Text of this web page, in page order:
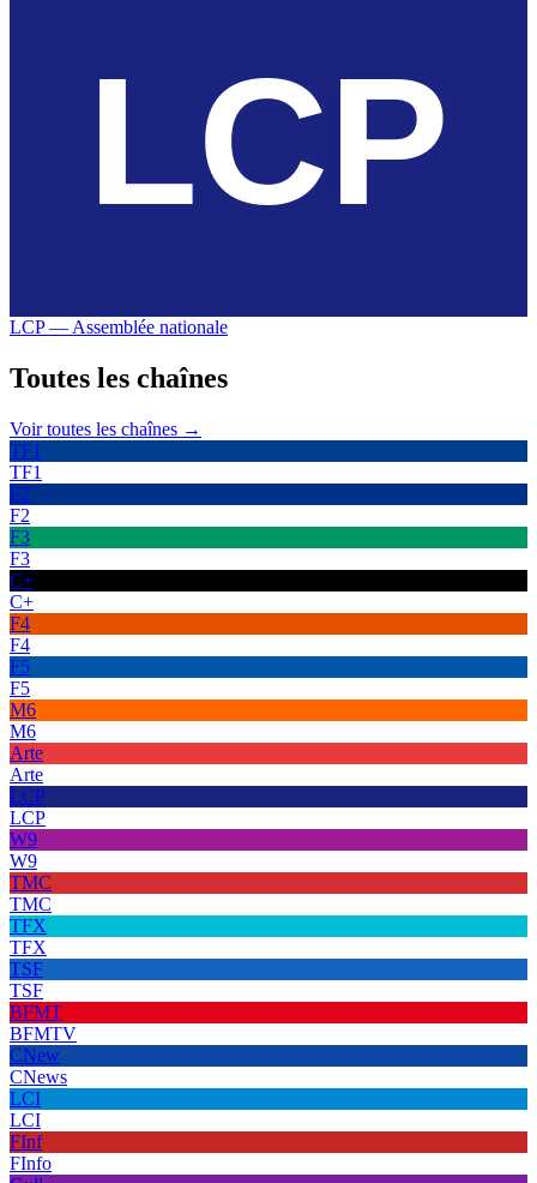
LCP — Assemblée nationale
Toutes les chaînes
Voir toutes les chaînes →
TF1
TF1
F2
F2
F3
F3
C+
C+
F4
F4
F5
F5
M6
M6
Arte
Arte
LCP
LCP
W9
W9
TMC
TMC
TFX
TFX
TSF
TSF
BFMT
BFMTV
CNew
CNews
LCI
LCI
FInf
FInfo